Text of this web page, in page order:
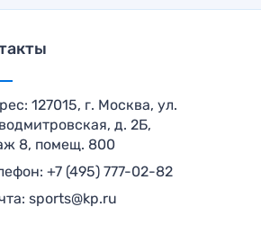
127015, г. Москва, ул.
д. 2Б,
8, помещ. 800
+7 (495) 777-02-82
sports@kp.ru